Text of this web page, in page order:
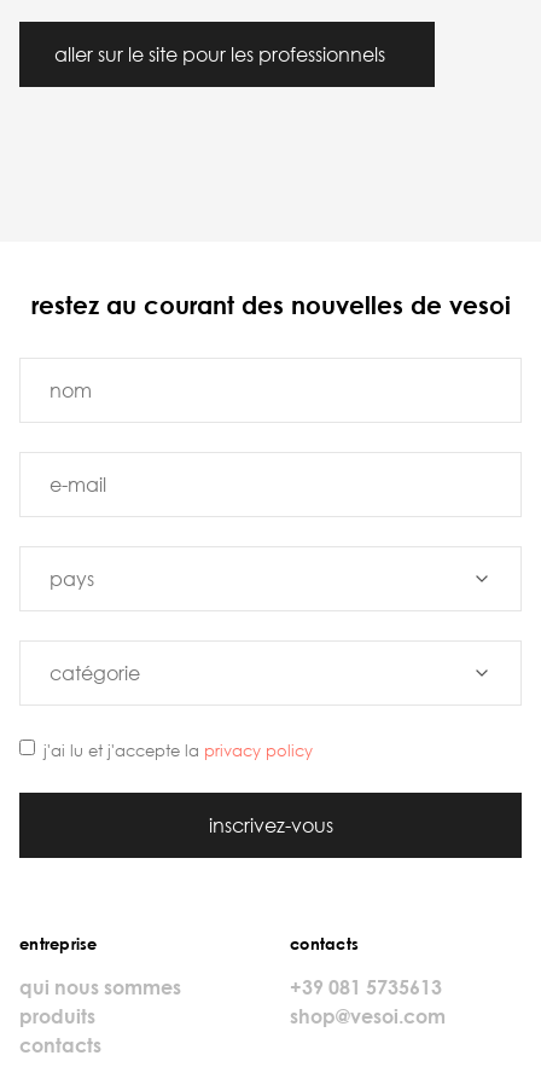
aller sur le site pour les professionnels
restez au courant des nouvelles de vesoi
j'ai lu et j'accepte la privacy policy
inscrivez-vous
entreprise
qui nous sommes
produits
contacts
contacts
+39 081 5735613
shop@vesoi.com